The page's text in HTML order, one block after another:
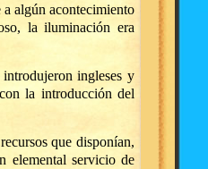
a algún acontecimiento
la iluminación era
ingleses y
la introducción del
que disponían,
elemental servicio de